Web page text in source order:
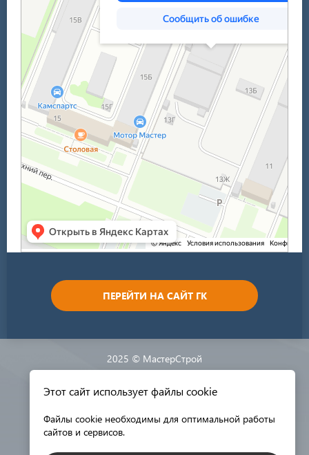
ПЕРЕЙТИ НА САЙТ ГК
2025 © МастерСтрой
Разработка сайта:
Этот сайт использует файлы cookie
Файлы cookie необходимы для оптимальной работы
сайтов и сервисов.